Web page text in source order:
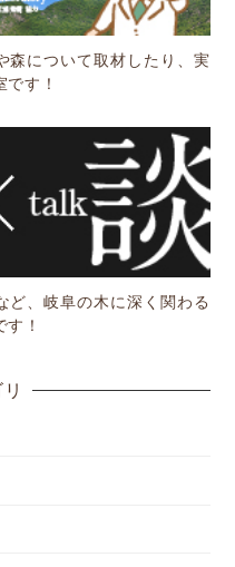
森について取材したり、実
す！
ど、岐阜の木に深く関わる
！